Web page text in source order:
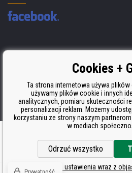
Producent wkładów posiada certyfikat
ISO 9001, ISO 14001 i STMC.
Oprogramowanie e-
Cookies +
Ta strona internetowa używa
używamy plików cookie i innych
analitycznych, pomiaru skuteczności
personalizacji reklam. Możemy
korzystaniu ze strony naszym
w mediach
Odrzuć wszystko
Szczegółowe ustawienia wraz z
Prywatność